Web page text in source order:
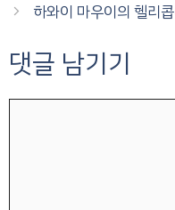
하와이 마우이의 헬리
댓글 남기기